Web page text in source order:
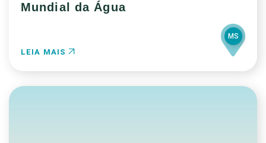
Mundial da Água
LEIA MAIS
MS